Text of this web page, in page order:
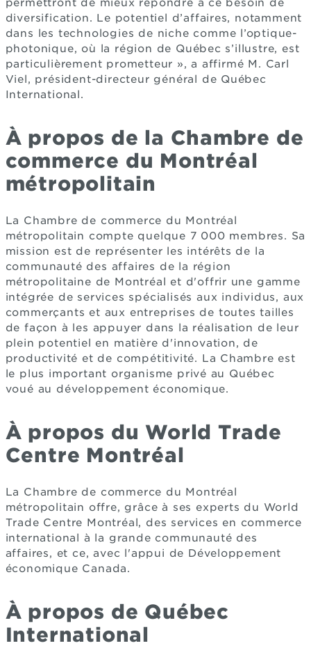
permettront de mieux répondre à ce besoin de
diversification. Le potentiel d’affaires, notamment
dans les technologies de niche comme l’optique-
photonique, où la région de Québec s’illustre, est
particulièrement prometteur », a affirmé M. Carl
Viel, président-directeur général de Québec
International.
À propos de la Chambre de
commerce du Montréal
métropolitain
La Chambre de commerce du Montréal
métropolitain compte quelque 7 000 membres. Sa
mission est de représenter les intérêts de la
communauté des affaires de la région
métropolitaine de Montréal et d'offrir une gamme
intégrée de services spécialisés aux individus, aux
commerçants et aux entreprises de toutes tailles
de façon à les appuyer dans la réalisation de leur
plein potentiel en matière d'innovation, de
productivité et de compétitivité. La Chambre est
le plus important organisme privé au Québec
voué au développement économique.
À propos du World Trade
Centre Montréal
La Chambre de commerce du Montréal
métropolitain offre, grâce à ses experts du World
Trade Centre Montréal, des services en commerce
international à la grande communauté des
affaires, et ce, avec l'appui de Développement
économique Canada.
À propos de Québec
International